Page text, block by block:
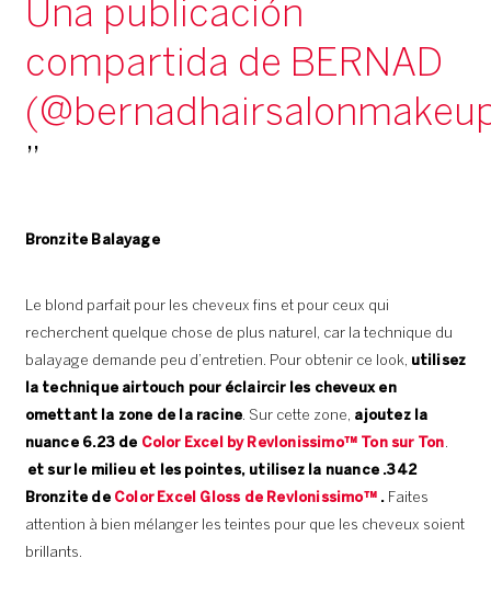
Una publicación
compartida de BERNAD
Bronzite Balayage
Le blond parfait pour les cheveux fins et pour ceux qui
recherchent quelque chose de plus naturel, car la technique du
balayage demande peu d’entretien. Pour obtenir ce look, utilisez
la technique airtouch pour éclaircir les cheveux en
omettant la zone de la racine. Sur cette zone, ajoutez la
nuance 6.23 de Color Excel by Revlonissimo™ Ton sur Ton.
et sur le milieu et les pointes, utilisez la nuance .342
Bronzite de Color Excel Gloss de Revlonissimo™. Faites
attention à bien mélanger les teintes pour que les cheveux soient
brillants.